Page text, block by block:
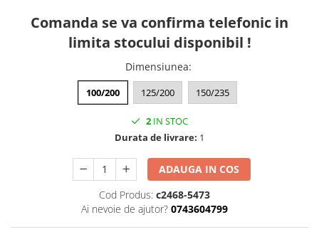
Comanda se va confirma telefonic in
limita stocului disponibil !
Dimensiunea:
100/200 125/200 150/235
2 IN STOC
Durata de livrare: 1
ADAUGA IN COS
Cod Produs: c2468-5473
Ai nevoie de ajutor? 0743604799